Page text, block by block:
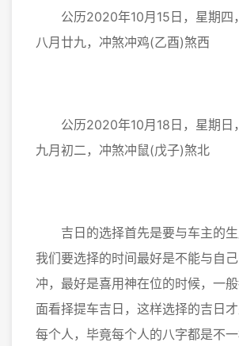
公历2020年10月15日，星期四
八月廿九，冲煞冲鸡(乙酉)煞西
公历2020年10月18日，星期日
九月初二，冲煞冲鼠(戊子)煞北
吉日的选择首先是要与车主的生
我们要选择的时间最好是不能与自
冲，最好是喜用神在位的时候，一
面看择提车吉日，这样选择的吉日
每个人，毕竟每个人的八字都是不